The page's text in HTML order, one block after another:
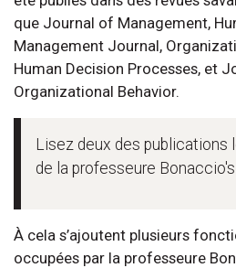
que Journal of Management,
Management Journal,
Human Decision Processes, et
Organizational Behavior.
Lisez deux des publications
de la professeure Bonaccio's
À cela s’ajoutent plusieurs
occupées par la professeure